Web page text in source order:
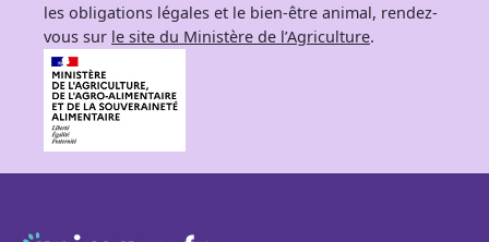
les obligations légales et le bien-être animal, rendez-
vous sur le site du Ministère de l’Agriculture.